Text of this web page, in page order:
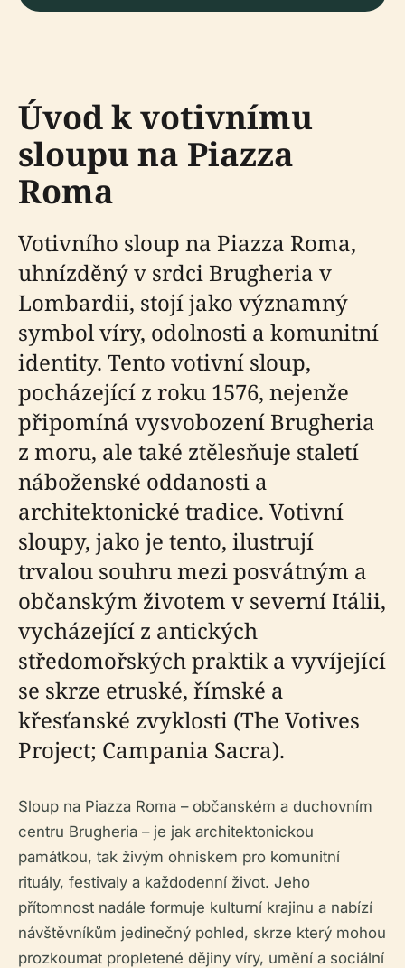
Úvod k votivnímu
sloupu na Piazza
Roma
Votivního sloup na Piazza Roma,
uhnízděný v srdci Brugheria v
Lombardii, stojí jako významný
symbol víry, odolnosti a komunitní
identity. Tento votivní sloup,
pocházející z roku 1576, nejenže
připomíná vysvobození Brugheria
z moru, ale také ztělesňuje staletí
náboženské oddanosti a
architektonické tradice. Votivní
sloupy, jako je tento, ilustrují
trvalou souhru mezi posvátným a
občanským životem v severní Itálii,
vycházející z antických
středomořských praktik a vyvíjející
se skrze etruské, římské a
křesťanské zvyklosti (The Votives
Project; Campania Sacra).
Sloup na Piazza Roma – občanském a duchovním
centru Brugheria – je jak architektonickou
památkou, tak živým ohniskem pro komunitní
rituály, festivaly a každodenní život. Jeho
přítomnost nadále formuje kulturní krajinu a nabízí
návštěvníkům jedinečný pohled, skrze který mohou
prozkoumat propletené dějiny víry, umění a sociální